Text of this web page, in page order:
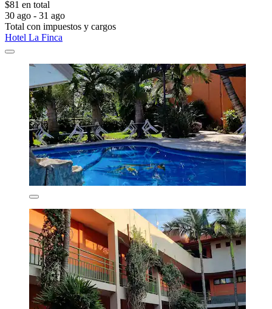
$81 en total
30 ago - 31 ago
Total con impuestos y cargos
Hotel La Finca